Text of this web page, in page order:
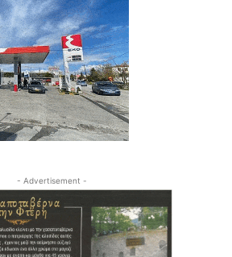
- Advertisement -